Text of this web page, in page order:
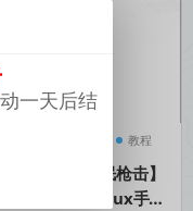
教程
H5小游戏【全民枪击】
键服务端+Linux手工
一天后结